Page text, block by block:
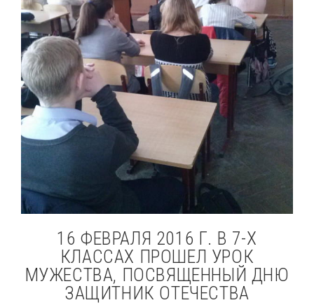
16 ФЕВРАЛЯ 2016 Г. В 7-Х
КЛАССАХ ПРОШЕЛ УРОК
МУЖЕСТВА, ПОСВЯЩЕННЫЙ ДНЮ
ЗАЩИТНИК ОТЕЧЕСТВА